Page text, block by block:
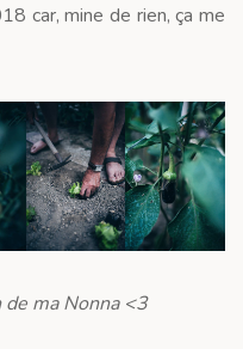
car, mine de rien, ça me
ma Nonna <3